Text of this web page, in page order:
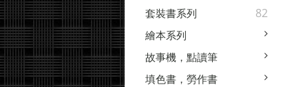
套裝書系列 82
繪本系列
故事機，點讀筆
填色書，勞作書